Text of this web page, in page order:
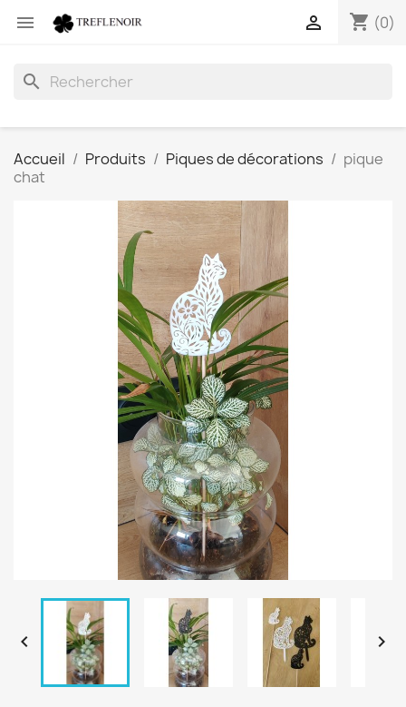
 shopping_cart (0)

search
Accueil Produits Piques de décorations
pique
chat
 